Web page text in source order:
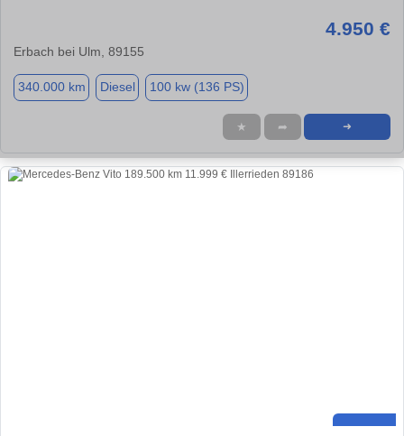
4.950 €
Erbach bei Ulm, 89155
340.000 km Diesel 100 kw (136 PS)
★ ➦ ➜